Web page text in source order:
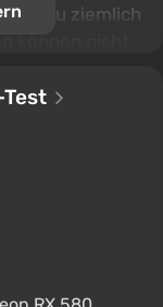
hin zu ziemlich
sogar
Spiel
private